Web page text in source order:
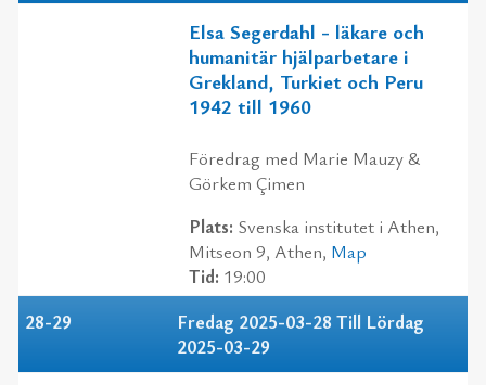
Elsa Segerdahl - läkare och
humanitär hjälparbetare i
Grekland, Turkiet och Peru
1942 till 1960
Föredrag med Marie Mauzy &
Görkem Çimen
Plats: Svenska institutet i Athen,
Mitseon 9, Athen, Map
Tid: 19:00
28-29
Fredag 2025-03-28 Till Lördag
2025-03-29